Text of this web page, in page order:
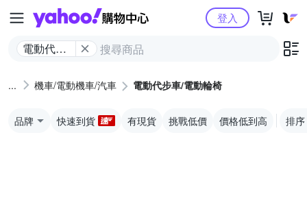
Yahoo購物中心
電動代步
椅
登入
機車/電動機車/汽車 電動代步車/電動輪椅
品牌 快速到貨 有現貨 挑戰低價 價格低到高 排序